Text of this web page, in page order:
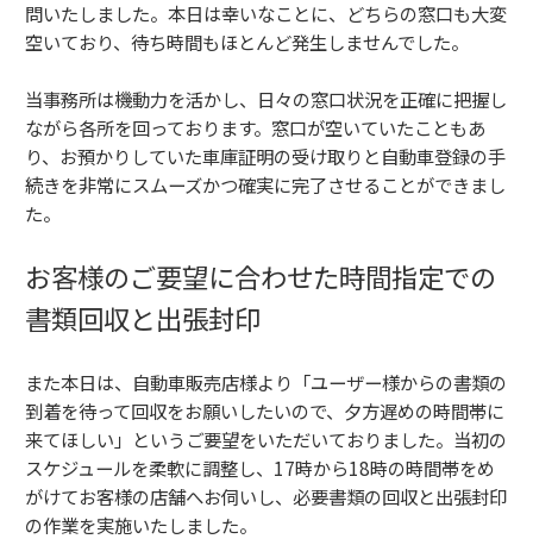
問いたしました。本日は幸いなことに、どちらの窓口も大変
空いており、待ち時間もほとんど発生しませんでした。
当事務所は機動力を活かし、日々の窓口状況を正確に把握し
ながら各所を回っております。窓口が空いていたこともあ
り、お預かりしていた車庫証明の受け取りと自動車登録の手
続きを非常にスムーズかつ確実に完了させることができまし
た。
お客様のご要望に合わせた時間指定での
書類回収と出張封印
また本日は、自動車販売店様より「ユーザー様からの書類の
到着を待って回収をお願いしたいので、夕方遅めの時間帯に
来てほしい」というご要望をいただいておりました。当初の
スケジュールを柔軟に調整し、17時から18時の時間帯をめ
がけてお客様の店舗へお伺いし、必要書類の回収と出張封印
の作業を実施いたしました。